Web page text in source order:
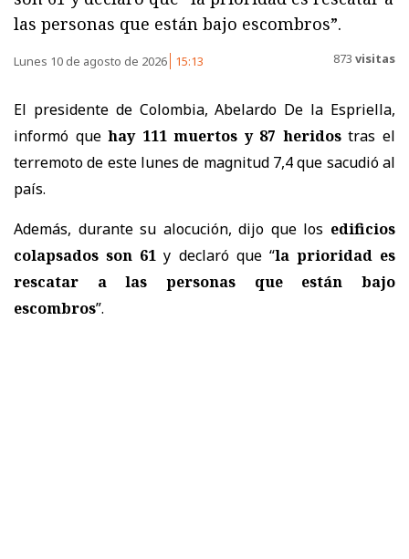
las personas que están bajo escombros”.
Lunes 10 de agosto de 2026 15:13 873 visitas
El presidente de Colombia, Abelardo De la Espriella,
informó quehay 111 muertos y 87 heridostras el
terremoto de este lunes de magnitud 7,4 que sacudió al
país.
Además, durante su alocución, dijo que los edificios
colapsados son 61y declaró que “la prioridad es
rescatar a las personas que están bajo
escombros”.